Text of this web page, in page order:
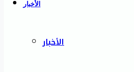
الأخبار
الأخبار